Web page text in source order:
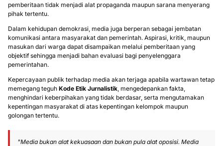
pemberitaan tidak menjadi alat propaganda maupun sarana menyerang
pihak tertentu.
Dalam kehidupan demokrasi, media juga berperan sebagai jembatan
komunikasi antara masyarakat dan pemerintah. Aspirasi, kritik, maupun
masukan dari warga dapat disampaikan melalui pemberitaan yang
objektif sehingga menjadi bahan evaluasi bagi penyelenggara
pemerintahan.
Kepercayaan publik terhadap media akan terjaga apabila wartawan tetap
memegang teguh Kode Etik Jurnalistik , mengedepankan fakta,
menghindari keberpihakan yang tidak berdasar, serta mengutamakan
kepentingan masyarakat di atas kepentingan kelompok maupun
golongan tertentu.
"Media bukan alat kekuasaan dan bukan pula alat oposisi. Media